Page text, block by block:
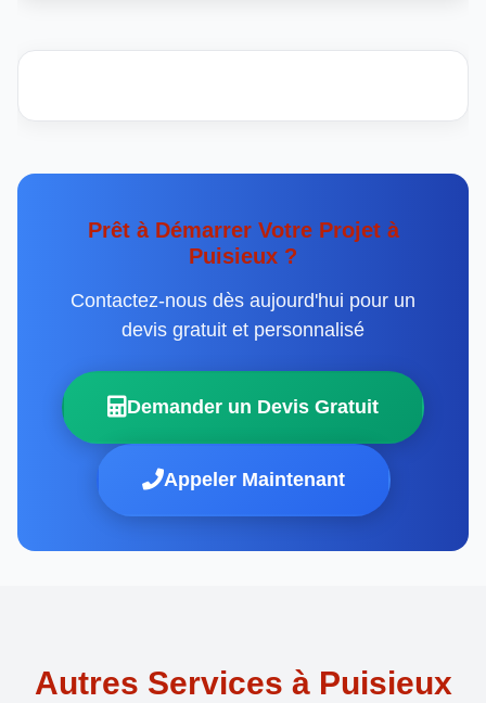
Prêt à Démarrer Votre Projet à
Puisieux ?
Contactez-nous dès aujourd'hui pour un
devis gratuit et personnalisé
Demander un Devis Gratuit
Appeler Maintenant
Autres Services à Puisieux